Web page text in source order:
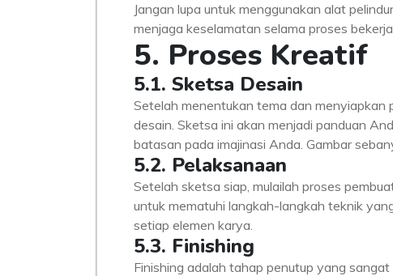
Jangan lupa untuk menggunakan alat
menjaga keselamatan selama proses
5. Proses Kreatif
5.1. Sketsa Desain
Setelah menentukan tema dan
desain. Sketsa ini akan menjadi panduan
batasan pada imajinasi Anda. Gambar
5.2. Pelaksanaan
Setelah sketsa siap, mulailah proses
untuk mematuhi langkah-langkah teknik
setiap elemen karya.
5.3. Finishing
Finishing adalah tahap penutup yang